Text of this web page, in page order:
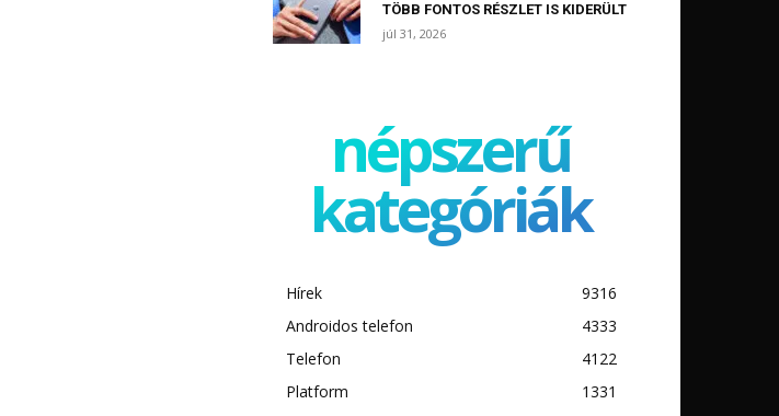
TÖBB FONTOS RÉSZLET IS KIDERÜLT
júl 31, 2026
népszerű
kategóriák
Hírek
9316
Androidos telefon
4333
Telefon
4122
Platform
1331